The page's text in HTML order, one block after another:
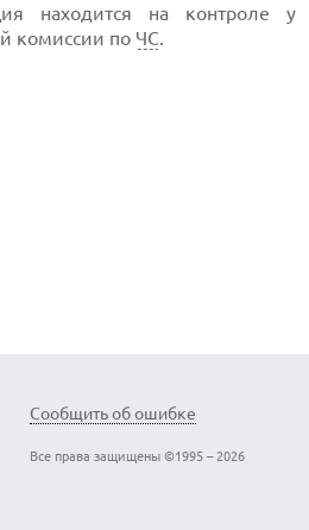
находится на контроле у
комиссии по ЧС.
Сообщить об ошибке
Все права защищены ©1995 – 2026